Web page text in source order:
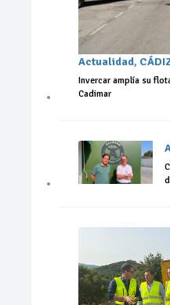
Actualidad,
Invercar amplía su
Cadimar